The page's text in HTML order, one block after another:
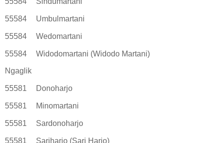
55584 Umbulmartani
55584 Wedomartani
55584 Widodomartani (Widodo Martani)
Ngaglik
55581 Donoharjo
55581 Minomartani
55581 Sardonoharjo
55581 Sariharjo (Sari Harjo)